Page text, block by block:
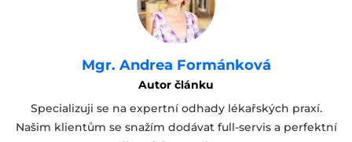
Mgr. Andrea Formánková
Autor článku
Specializuji se na expertní odhady lékařských praxí.
Našim klientům se snažím dodávat full-servis a perfektní